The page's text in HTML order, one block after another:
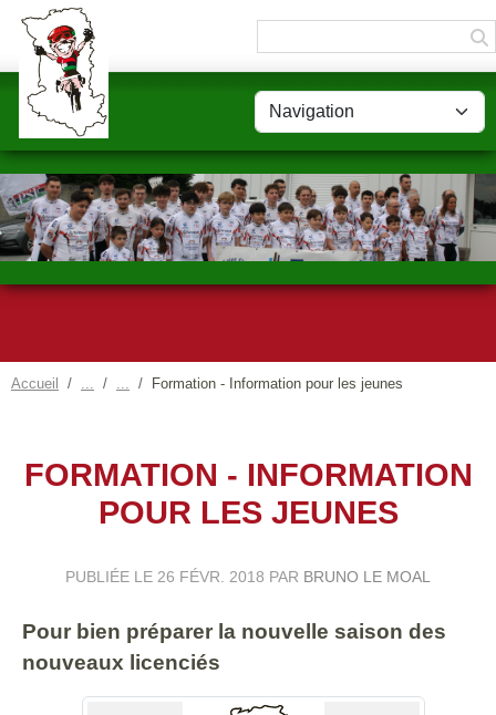
Accueil Formation - Information pour les jeunes
FORMATION - INFORMATION
POUR LES JEUNES
PUBLIÉE LE 26 FÉVR. 2018 PAR BRUNO LE MOAL
Pour bien préparer la nouvelle saison des
nouveaux licenciés
Panneau de gestion des cookies